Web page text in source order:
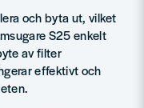
och byta ut, vilket
S25 enkelt
av filter
effektivt och